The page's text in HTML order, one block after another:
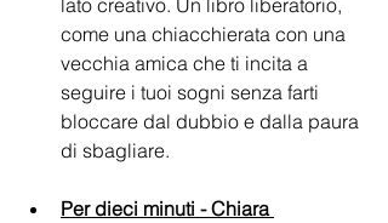
come una chiacchierata con una
vecchia amica che ti incita a
seguire i tuoi sogni senza farti
bloccare dal dubbio e dalla paura
di sbagliare.
Per dieci minuti - Chiara